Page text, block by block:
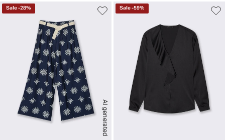
AI generated
Sale-28% Sale-59%